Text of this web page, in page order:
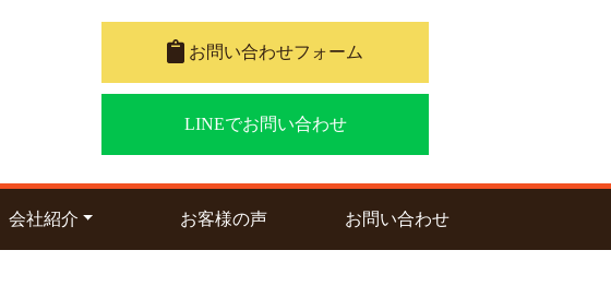
お問い合わせフォーム
LINEでお問い合わせ
会社紹介(current) お客様の声 お問い合わせ